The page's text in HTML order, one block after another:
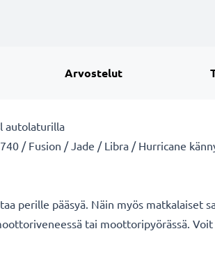
Arvostelut
autolaturilla
/ Fusion / Jade / Libra / Hurricane
perille pääsyä. Näin myös matkalaiset
tai moottoripyörässä.